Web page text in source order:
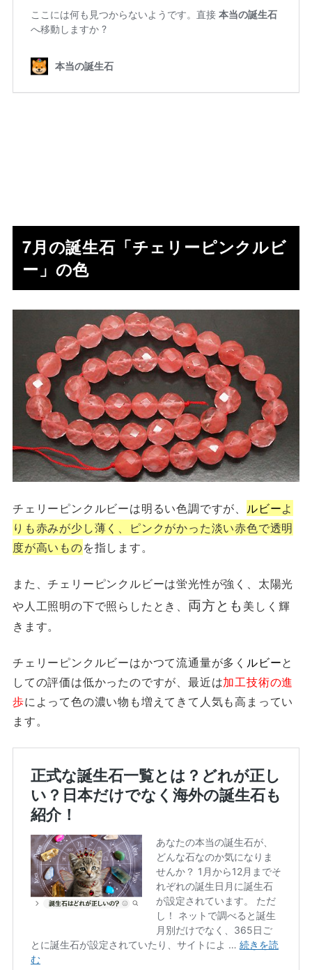
7月の誕生石「チェリーピンクルビ
ー」の色
チェリーピンクルビーは明るい色調ですが、 ルビーよ
りも赤みが少し薄く、
ピンクがかった淡い赤色で透明
度が高いものを指します。
また、チェリーピンクルビーは蛍光性が強く、太陽光
や人工照明の下で照らしたとき、 両方とも 美しく輝
きます。
チェリーピンクルビーはかつて流通量が多く ルビーと
しての評価は低かったのですが、最近は加工技術の進
歩によって色の濃い物も増えてきて人気も高まってい
ます。